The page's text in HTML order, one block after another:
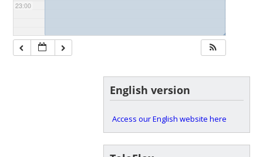
23:00
◢
English version
Access our English website here